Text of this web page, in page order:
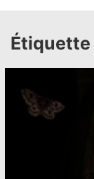
t
Étiquette